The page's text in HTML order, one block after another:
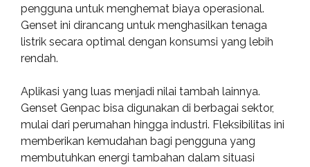
pengguna untuk menghemat biaya operasional.
Genset ini dirancang untuk menghasilkan tenaga
listrik secara optimal dengan konsumsi yang lebih
rendah.
Aplikasi yang luas menjadi nilai tambah lainnya.
Genset Genpac bisa digunakan di berbagai sektor,
mulai dari perumahan hingga industri. Fleksibilitas ini
memberikan kemudahan bagi pengguna yang
membutuhkan energi tambahan dalam situasi